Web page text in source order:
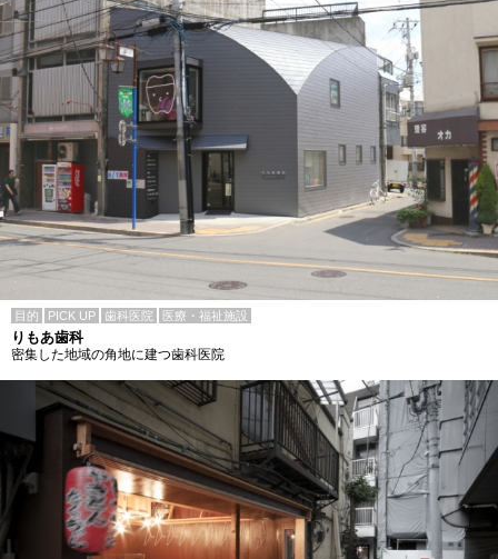
目的 PICK UP 歯科医院 医療・福祉施設
りもあ歯科
密集した地域の角地に建つ歯科医院